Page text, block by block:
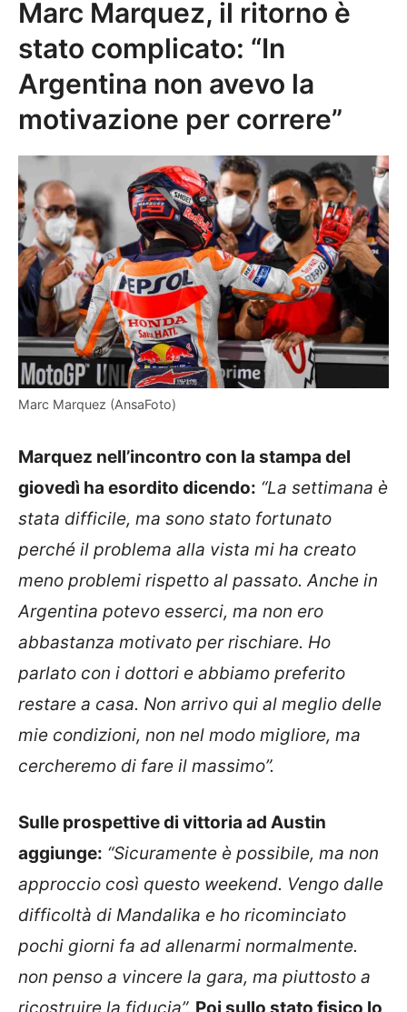
Marc Marquez, il ritorno è
stato complicato: “In
Argentina non avevo la
motivazione per correre”
Marc Marquez (AnsaFoto)
Marquez nell’incontro con la stampa del
giovedì ha esordito dicendo: “La settimana è
stata difficile, ma sono stato fortunato
perché il problema alla vista mi ha creato
meno problemi rispetto al passato. Anche in
Argentina potevo esserci, ma non ero
abbastanza motivato per rischiare. Ho
parlato con i dottori e abbiamo preferito
restare a casa. Non arrivo qui al meglio delle
mie condizioni, non nel modo migliore, ma
cercheremo di fare il massimo”.
Sulle prospettive di vittoria ad Austin
aggiunge: “Sicuramente è possibile, ma non
approccio così questo weekend. Vengo dalle
difficoltà di Mandalika e ho ricominciato
pochi giorni fa ad allenarmi normalmente.
non penso a vincere la gara, ma piuttosto a